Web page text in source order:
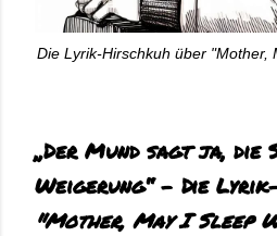
Die Lyrik-Hirschkuh über "Mother,
„DerMund sagtja, die
Weigerung“ - Die
"Mother, MayISleep